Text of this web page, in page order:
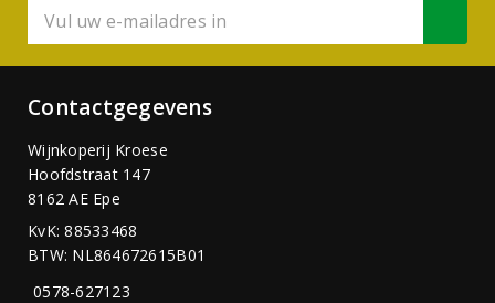
Contactgegevens
Wijnkoperij Kroese
Hoofdstraat 147
8162 AE Epe
KvK: 88533468
BTW: NL864672615B01
0578-627123